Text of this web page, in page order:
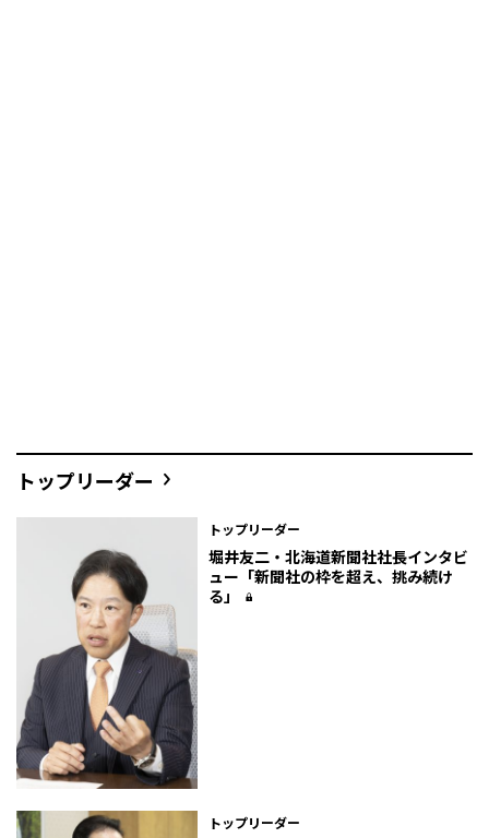
トップリーダー
トップリーダー
堀井友二・北海道新聞社社長インタビ
ュー「新聞社の枠を超え、挑み続け
る」
トップリーダー